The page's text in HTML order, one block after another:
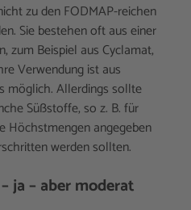
zu den FODMAP-reichen
Sie bestehen oft aus einer
zum Beispiel aus Cyclamat,
Verwendung ist aus
möglich. Allerdings sollte
Süßstoffe, so z. B. für
Höchstmengen angegeben
werden sollten.
ja – aber moderat